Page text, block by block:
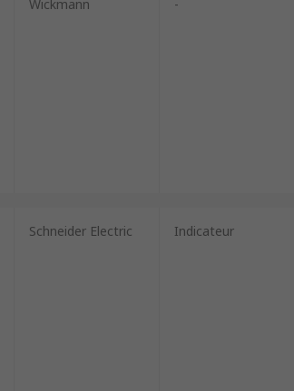
Wickmann -
Schneider Electric Indicateur